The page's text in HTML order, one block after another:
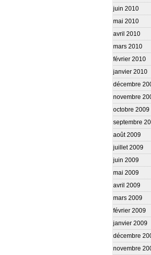
juin 2010
mai 2010
avril 2010
mars 2010
février 2010
janvier 2010
décembre
novembre
octobre 2009
septembre
août 2009
juillet 2009
juin 2009
mai 2009
avril 2009
mars 2009
février 2009
janvier 2009
décembre
novembre